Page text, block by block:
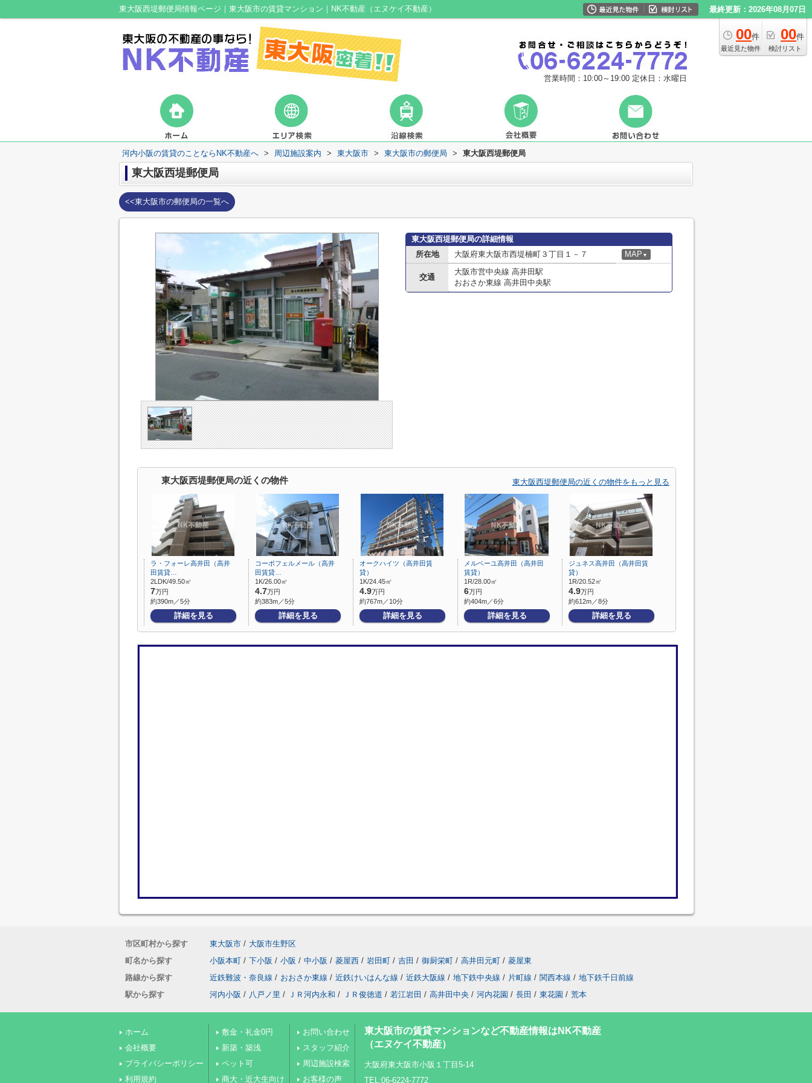
東大阪西堤郵便局情報ページ｜東大阪市の賃貸マンション｜NK不動産（エヌケイ不動産） 最終更新：2026年08月07日
00件
最近見た物件
00件
検討リスト
営業時間：10:00～19:00 定休日：水曜日
河内小阪の賃貸のことならNK不動産へ > 周辺施設案内 > 東大阪市 > 東大阪市の郵便局 > 東大阪西堤郵便局
東大阪西堤郵便局
<<東大阪市の郵便局の一覧へ
東大阪西堤郵便局の詳細情報
所在地
大阪府東大阪市西堤楠町３丁目１－７ MAP ▼
交通
大阪市営中央線 高井田駅
おおさか東線 高井田中央駅
東大阪西堤郵便局の近くの物件 東大阪西堤郵便局の近くの物件をもっと見る
ラ・フォーレ高井田（高井
田賃貸…
2LDK/49.50㎡
7万円
約390m／5分
詳細を見る
コーポフェルメール（高井
田賃貸…
1K/26.00㎡
4.7万円
約383m／5分
詳細を見る
オークハイツ（高井田賃
貸）
1K/24.45㎡
4.9万円
約767m／10分
詳細を見る
メルベーユ高井田（高井田
賃貸）
1R/28.00㎡
6万円
約404m／6分
詳細を見る
ジュネス高井田（高井田賃
貸）
1R/20.52㎡
4.9万円
約612m／8分
詳細を見る
市区町村から探す 東大阪市 / 大阪市生野区
町名から探す
小阪本町 / 下小阪 / 小阪 / 中小阪 / 菱屋西 / 岩田町 / 吉田 / 御厨栄町 / 高井田元町 / 菱屋東
路線から探す
近鉄難波・奈良線 / おおさか東線 / 近鉄けいはんな線 / 近鉄大阪線 / 地下鉄中央線 / 片町線 / 関西本線 / 地下鉄千日前線
駅から探す
河内小阪 / 八戸ノ里 / ＪＲ河内永和 / ＪＲ俊徳道 / 若江岩田 / 高井田中央 / 河内花園 / 長田 / 東花園 / 荒本
ホーム
会社概要
プライバシーポリシー
利用規約
敷金・礼金0円
新築・築浅
ペット可
商大・近大生向け
お問い合わせ
スタッフ紹介
周辺施設検索
お客様の声
東大阪市の賃貸マンションなど不動産情報はNK不動産
（エヌケイ不動産）
大阪府東大阪市小阪１丁目5-14
TEL:06-6224-7772